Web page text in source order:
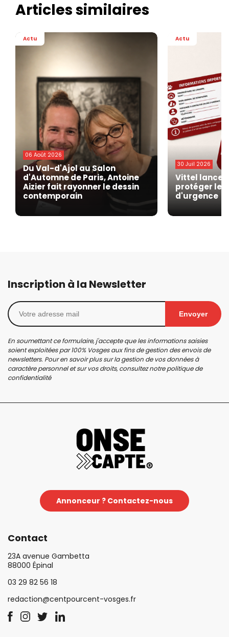
Articles similaires
Actu
06 Août 2026
Du Val-d'Ajol au Salon
d'Automne de Paris, Antoine
Aizier fait rayonner le dessin
contemporain
Actu
30 Juil 2026
Vittel lance
protéger les
d'urgence
Inscription à la Newsletter
Envoyer
En soumettant ce formulaire, j'accepte que les informations saisies
soient exploitées par 100% Vosges aux fins de gestion des envois de
newsletters. Pour en savoir plus sur la gestion de vos données à
caractère personnel et sur vos droits, consultez notrepolitique de
confidentialité
Annonceur ? Contactez-nous
Contact
23A avenue Gambetta
88000 Épinal
03 29 82 56 18
redaction@centpourcent-vosges.fr